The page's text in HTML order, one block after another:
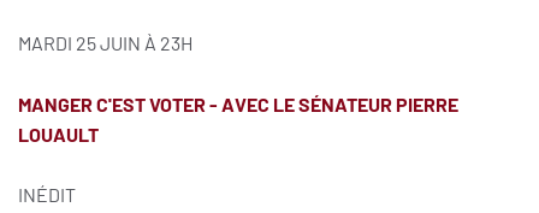
MARDI 25 JUIN À 23H
MANGER C'EST VOTER - AVEC LE SÉNATEUR PIERRE
LOUAULT
INÉDIT